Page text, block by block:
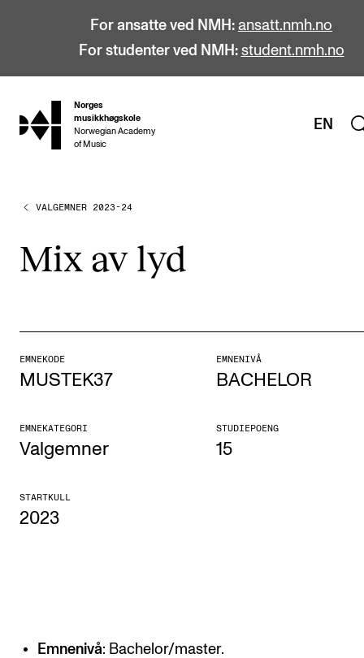
For ansatte ved NMH: ansatt.nmh.no
For studenter ved NMH: student.nmh.no
hjem
Norges
musikkhøgskole
Norwegian Academy
of Music
EN
STUDIER
Bachelor
Doktorgrad
Årsstudium og videreutdanning
Etterutdanning og kurs
Søknad og opptak
VALGEMNER 2023-24
Mix av lyd
EMNEKODE
MUSTEK37
EMNENIVÅ
BACHELOR
EMNEKATEGORI
Valgemner
STUDIEPOENG
15
STARTKULL
2023
Emnenivå: Bachelor/master.